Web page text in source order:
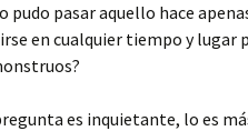
pudo pasar aquello hace
en cualquier tiempo y
es inquietante, lo es